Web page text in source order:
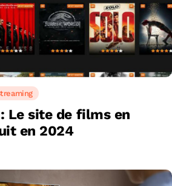
Le site de films en
en 2024